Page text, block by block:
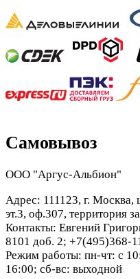
Самовывоз
ООО "Аргус-Альбион"
Адрес: 111123, г. Москва,
эт.3, оф.307, территория
Контакты: Евгений
8101 доб. 2; +7(495)368-
Режим работы: пн-чт: с
16:00; сб-вс: выходной